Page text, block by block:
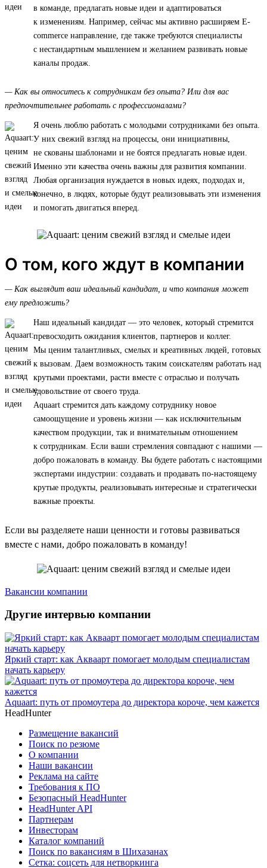
в команде, предлагать новые идеи и адаптироваться
к изменениям. Например, сейчас мы активно расширяем E-
commerce направление, где также требуются специалисты
с нестандартным мышлением и желанием развивать новые
каналы продаж.
— Как вы относитесь к сотрудникам без опыта? Или для вас
предпочтительнее работать с профессионалами?
Я очень люблю работать с молодыми сотрудниками без опыта.
У них свежий взгляд на процессы, они инициативны,
не скованы шаблонами и не боятся предлагать новые идеи.
Именно эти качества очень важны для развития компании.
Любая организация нуждается в новых идеях, подходах и,
конечно, в людях, которые будут реализовывать эти изменения
и помогать двигаться вперед.
О том, кого ждут в компании
— Как выглядит ваш идеальный кандидат, и что компания может
ему предложить?
Наш идеальный кандидат — это человек, который стремится
превосходить ожидания клиентов, партнеров и коллег.
Мы ценим талантливых, смелых и креативных людей, готовых
к вызовам. Даем возможность таким соискателям работать над
крутыми проектами, расти вместе с отраслью и получать
удовольствие от своего труда.
Aquaart стремится дать каждому сотруднику новое
самоощущение и уровень жизни — как исключительным
качеством продукции, так и внимательным отношением
к сотрудникам. Если ваши стремления совпадают с нашими —
добро пожаловать в команду. Вы будете работать с настоящими
экспертами индустрии: создавать и продавать по-настоящему
крутые продукты, реализовывать интересные и стратегически
важные проекты.
Если вы разделяете наши ценности и готовы развиваться
вместе с нами, добро пожаловать в команду!
Вакансии компании
Другие интервью компании
Яркий старт: как Акваарт помогает молодым специалистам
начать карьеру
Aquaart: путь от промоутера до директора короче, чем кажется
HeadHunter
Размещение вакансий
Поиск по резюме
О компании
Наши вакансии
Реклама на сайте
Требования к ПО
Безопасный HeadHunter
HeadHunter API
Партнерам
Инвесторам
Каталог компаний
Поиск по вакансиям в Шихазанах
Сетка: соцсеть для нетворкинга